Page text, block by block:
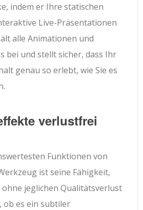
indem er Ihre statischen
Live-Präsentationen
alle Animationen und
bei und stellt sicher, dass Ihr
genau so erlebt, wie Sie es
verlustfrei
Funktionen von
ist seine Fähigkeit,
jeglichen Qualitätsverlust
ob es ein subtiler